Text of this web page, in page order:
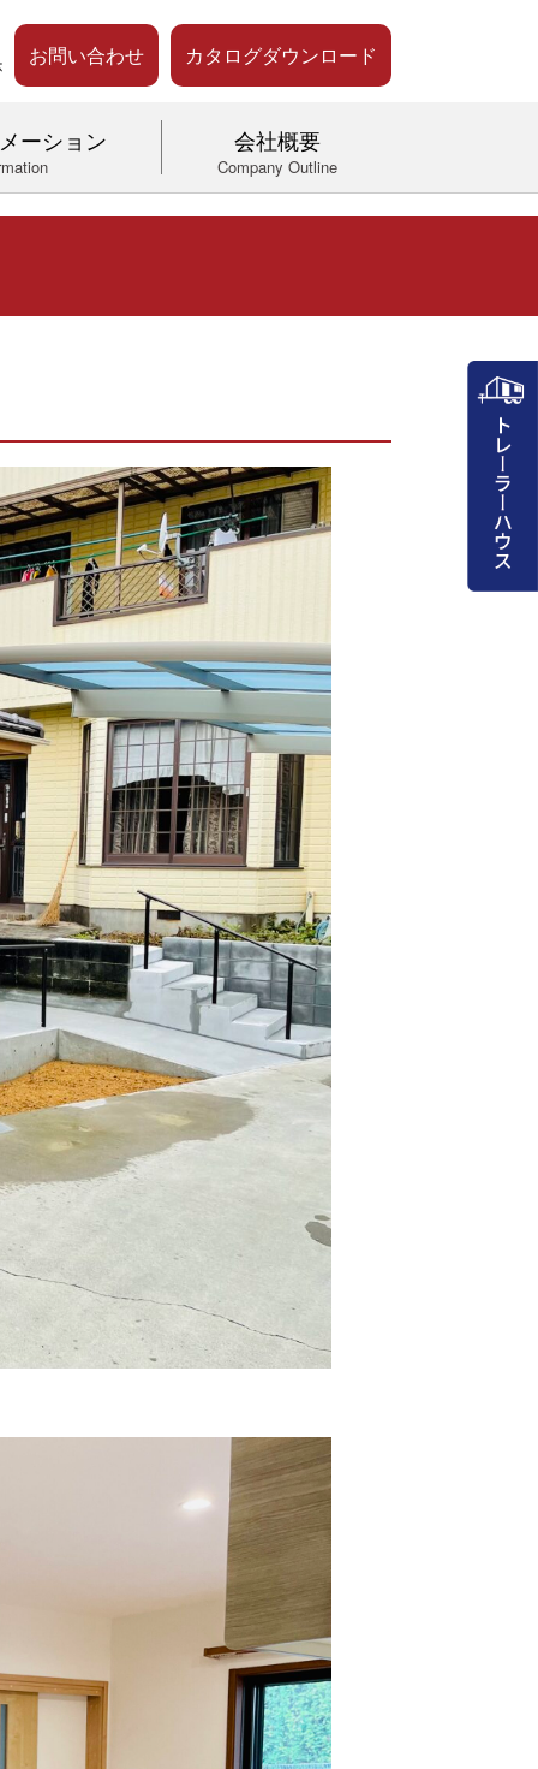
お問い合わせ カタログダウンロード
ーション 会社概要
Company Outline